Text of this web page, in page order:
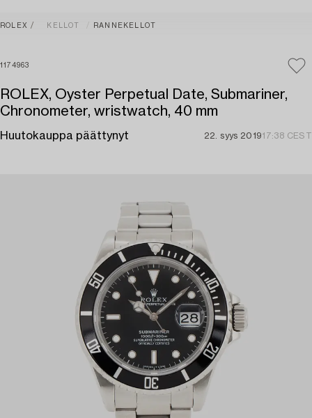
ROLEX KELLOT RANNEKELLOT
1174963
ROLEX, Oyster Perpetual Date, Submariner,
Chronometer, wristwatch, 40 mm
Huutokauppa päättynyt 22. syys 201917:38 CEST